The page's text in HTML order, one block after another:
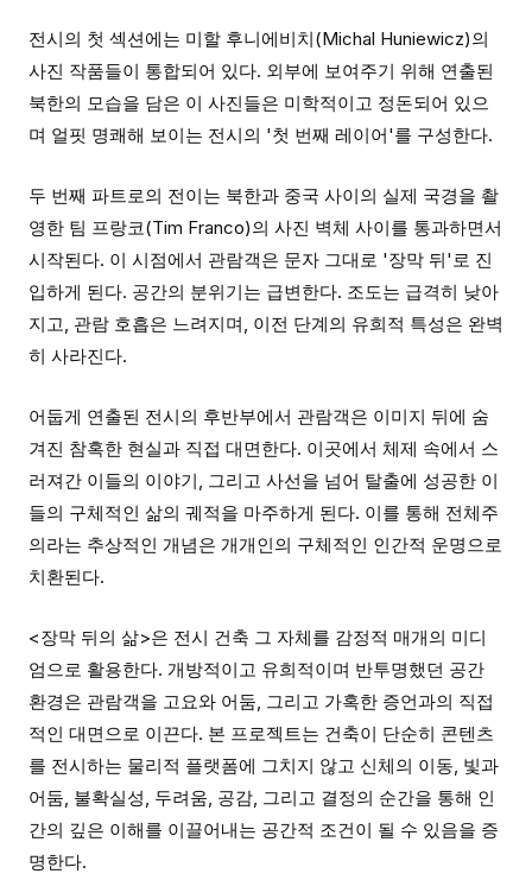
전시의 첫 섹션에는 미할 후니에비치(Michal Huniewicz)의
사진 작품들이 통합되어 있다. 외부에 보여주기 위해 연출된
북한의 모습을 담은 이 사진들은 미학적이고 정돈되어 있으
며 얼핏 명쾌해 보이는 전시의 '첫 번째 레이어'를 구성한다.
두 번째 파트로의 전이는 북한과 중국 사이의 실제 국경을 촬
영한 팀 프랑코(Tim Franco)의 사진 벽체 사이를 통과하면서
시작된다. 이 시점에서 관람객은 문자 그대로 '장막 뒤'로 진
입하게 된다. 공간의 분위기는 급변한다. 조도는 급격히 낮아
지고, 관람 호흡은 느려지며, 이전 단계의 유희적 특성은 완벽
히 사라진다.
어둡게 연출된 전시의 후반부에서 관람객은 이미지 뒤에 숨
겨진 참혹한 현실과 직접 대면한다. 이곳에서 체제 속에서 스
러져간 이들의 이야기, 그리고 사선을 넘어 탈출에 성공한 이
들의 구체적인 삶의 궤적을 마주하게 된다. 이를 통해 전체주
의라는 추상적인 개념은 개개인의 구체적인 인간적 운명으로
치환된다.
<장막 뒤의 삶>은 전시 건축 그 자체를 감정적 매개의 미디
엄으로 활용한다. 개방적이고 유희적이며 반투명했던 공간
환경은 관람객을 고요와 어둠, 그리고 가혹한 증언과의 직접
적인 대면으로 이끈다. 본 프로젝트는 건축이 단순히 콘텐츠
를 전시하는 물리적 플랫폼에 그치지 않고 신체의 이동, 빛과
어둠, 불확실성, 두려움, 공감, 그리고 결정의 순간을 통해 인
간의 깊은 이해를 이끌어내는 공간적 조건이 될 수 있음을 증
명한다.